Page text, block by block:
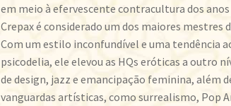
em meio à efervescente contracultura dos
Crepax é considerado um dos maiores mestres
Com um estilo inconfundível e uma tendência
psicodelia, ele elevou as HQs eróticas a outro
de design, jazz e emancipação feminina, além
vanguardas artísticas, como surrealismo, Pop